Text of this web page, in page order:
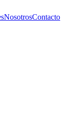
NosotrosContacto